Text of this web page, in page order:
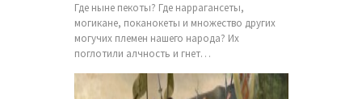
Где ныне пекоты? Где наррагансеты,
могикане, поканокеты и множество других
могучих племен нашего народа? Их
поглотили алчность и гнет…